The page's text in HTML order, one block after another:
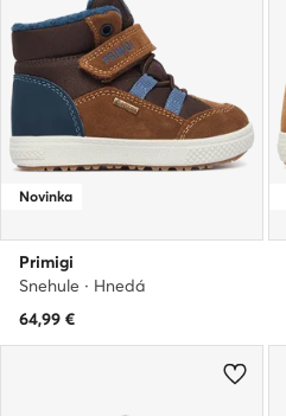
Novinka
Primigi
Snehule · Hnedá
64,99 €